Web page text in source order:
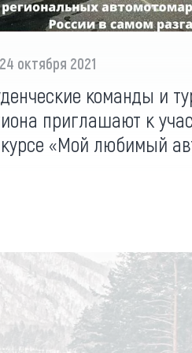
24 октября 2021
команды и
приглашают к
«Мой любимый